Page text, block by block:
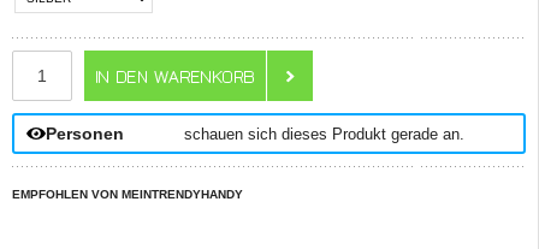
Personen schauen sich dieses Produkt gerade an.
EMPFOHLEN VON MEINTRENDYHANDY